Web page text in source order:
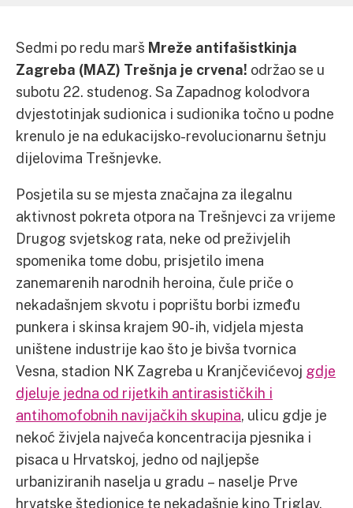
Sedmi po redu marš Mreže antifašistkinja
Zagreba (MAZ) Trešnja je crvena! održao se u
subotu 22. studenog. Sa Zapadnog kolodvora
dvjestotinjak sudionica i sudionika točno u podne
krenulo je na edukacijsko-revolucionarnu šetnju
dijelovima Trešnjevke.
Posjetila su se mjesta značajna za ilegalnu
aktivnost pokreta otpora na Trešnjevci za vrijeme
Drugog svjetskog rata, neke od preživjelih
spomenika tome dobu, prisjetilo imena
zanemarenih narodnih heroina, čule priče o
nekadašnjem skvotu i poprištu borbi između
punkera i skinsa krajem 90-ih, vidjela mjesta
uništene industrije kao što je bivša tvornica
Vesna, stadion NK Zagreba u Kranjčevićevoj gdje
djeluje jedna od rijetkih antirasističkih i
antihomofobnih navijačkih skupina, ulicu gdje je
nekoć živjela najveća koncentracija pjesnika i
pisaca u Hrvatskoj, jedno od najljepše
urbaniziranih naselja u gradu – naselje Prve
hrvatske štedionice te nekadašnje kino Triglav.